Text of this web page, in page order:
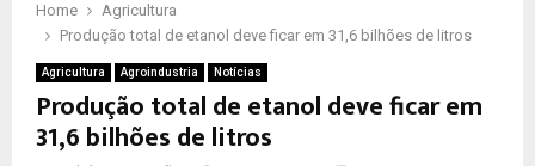
Home
Agricultura
Produção total de etanol deve ficar em 31,6 bilhões de litros
Agricultura Agroindustria Notícias
Produção total de etanol deve ficar em
31,6 bilhões de litros